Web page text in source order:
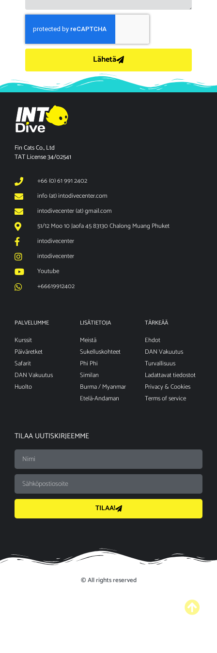
Lähetä
Fin Cats Co., Ltd
TAT License 34/02541
+66 (0) 61 991 2402
info (at) intodivecenter.com
intodivecenter (at) gmail.com
51/12 Moo 10 Jaofa 45 83130 Chalong Muang Phuket
intodivecenter
intodivecenter
Youtube
+66619912402
PALVELUMME
Kurssit
Päiväretket
Safarit
DAN Vakuutus
Huolto
LISÄTIETOJA
Meistä
Sukelluskohteet
Phi Phi
Similan
Burma / Myanmar
Etelä-Andaman
TÄRKEÄÄ
Ehdot
DAN Vakuutus
Turvallisuus
Ladattavat tiedostot
Privacy & Cookies
Terms of service
TILAA UUTISKIRJEEMME
TILAA!
© All rights reserved